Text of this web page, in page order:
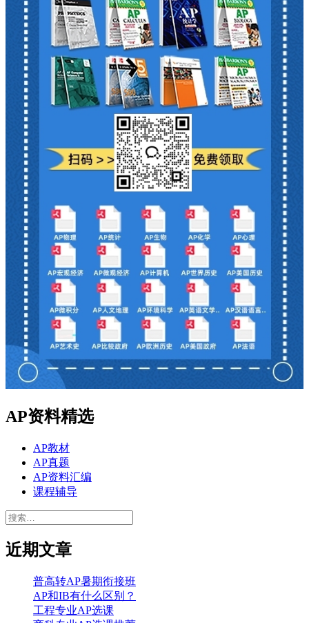
AP资料精选
AP教材
AP真题
AP资料汇编
课程辅导
搜
近期文章
普高转AP暑期衔接班
AP和IB有什么区别？
工程专业AP选课